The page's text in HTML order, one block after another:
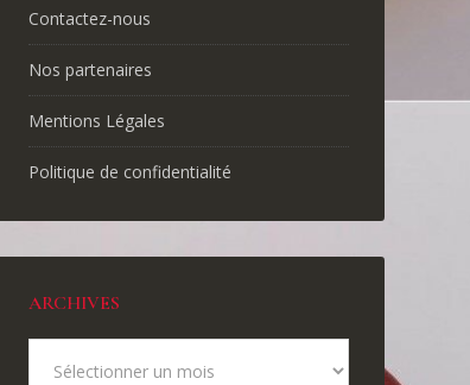
Contactez-nous
Nos partenaires
Mentions Légales
Politique de confidentialité
ARCHIVES